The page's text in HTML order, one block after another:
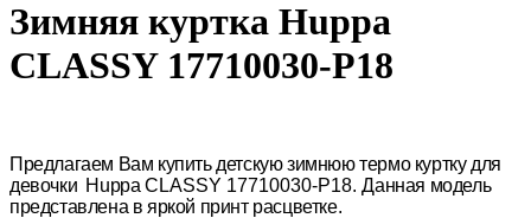
Зимняя куртка Huppa
CLASSY 17710030-P18
Предлагаем Вам купить детскую зимнюю термо куртку для
девочки Huppa CLASSY 17710030-P18.Данная модель
представлена в яркой принт расцветке.